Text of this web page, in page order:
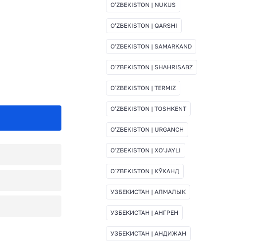
OʻZBEKISTON | NUKUS
OʻZBEKISTON | QARSHI
OʻZBEKISTON | SAMARKAND
OʻZBEKISTON | SHAHRISABZ
OʻZBEKISTON | TERMIZ
OʻZBEKISTON | TOSHKENT
OʻZBEKISTON | URGANCH
OʻZBEKISTON | XOʻJAYLI
OʻZBEKISTON | КЎКАНД
УЗБЕКИСТАН | АЛМАЛЫК
УЗБЕКИСТАН | АНГРЕН
УЗБЕКИСТАН | АНДИЖАН